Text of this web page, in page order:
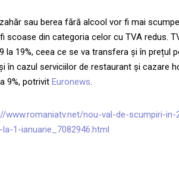
sau berea fără alcool vor fi mai
scoase din categoria celor cu TVA redus.
la 19%, ceea ce se va transfera și în prețul
în cazul serviciilor de restaurant și cazare
9%, potrivit Euronews
www.romaniatv.net/nou-val-de-scumpiri-
1-ianuarie_7082946.html